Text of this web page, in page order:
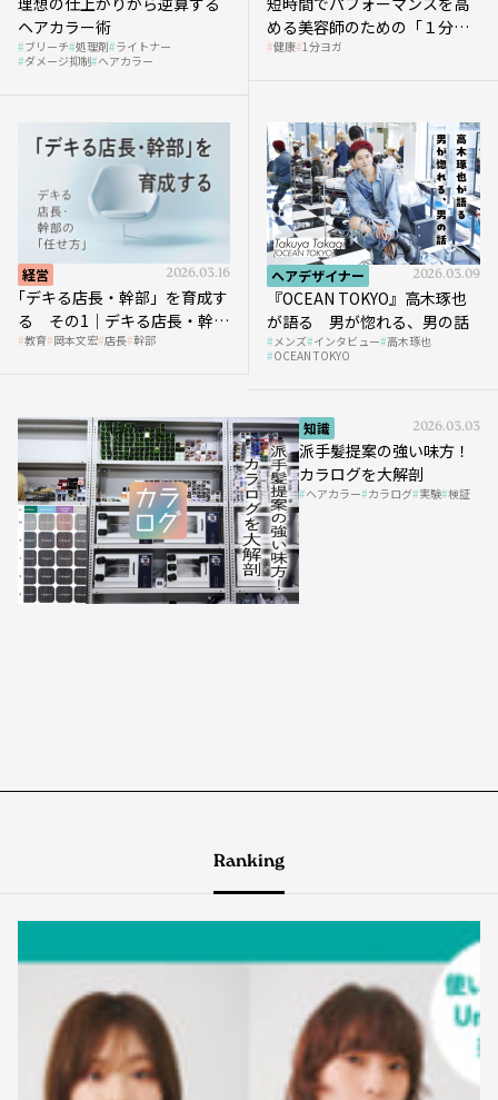
ヘアカラー術
ブリーチ 処理剤 ライトナー
ダメージ抑制 ヘアカラー
める美容師のための「１分ヨ
ガ」講座｜実践編
健康 1分ヨガ
経営 2026.03.16
｢デキる店長・幹部」を育成す
る その1｜デキる店長・幹部
の「任せ方」
教育 岡本文宏 店長 幹部
ヘアデザイナー 2026.03.09
『OCEAN TOKYO』高木琢也
が語る 男が惚れる、男の話
メンズ インタビュー 高木琢也
OCEAN TOKYO
知識 2026.03.03
派手髪提案の強い味方！
カラログを大解剖
ヘアカラー カラログ 実験 検証
Ranking